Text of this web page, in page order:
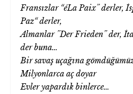
Fransızlar “éLa Paix” derler,
Paz“ derler,
Almanlar ”Der Frieden” der,
der buna…
Bir savaş uçağına
Milyonlarca aç doyar
Evler yapardık binlerce…